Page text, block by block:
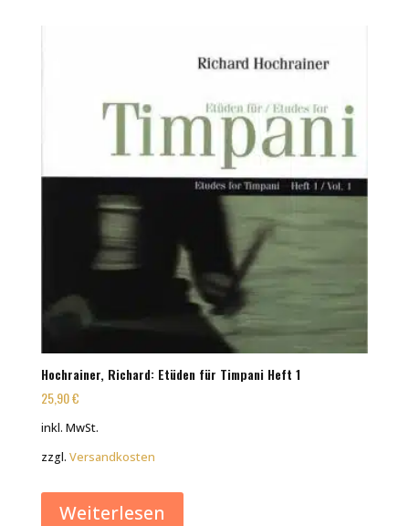
Hochrainer, Richard: Etüden für Timpani Heft 1
25,90€
inkl. MwSt.
zzgl. Versandkosten
Weiterlesen